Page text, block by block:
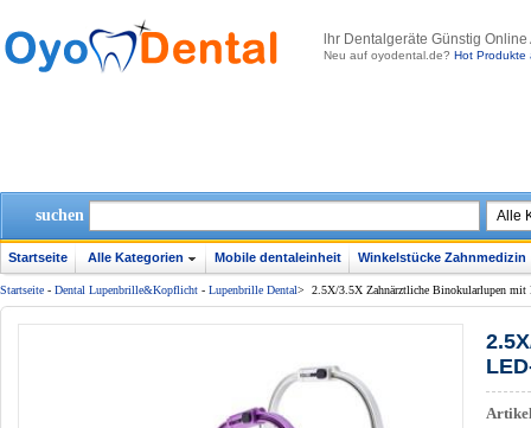
lhr Dentalgeräte Günstig
Neu auf oyodental.de? Hot Produkte
suchen
Startseite Alle Kategorien Mobile dentaleinheit Winkelstücke Zahnmedizin
Startseite - Dental Lupenbrille&Kopflicht - Lupenbrille Dental> 2.5X/3.5X Zahnärztliche Binokularlupen mit